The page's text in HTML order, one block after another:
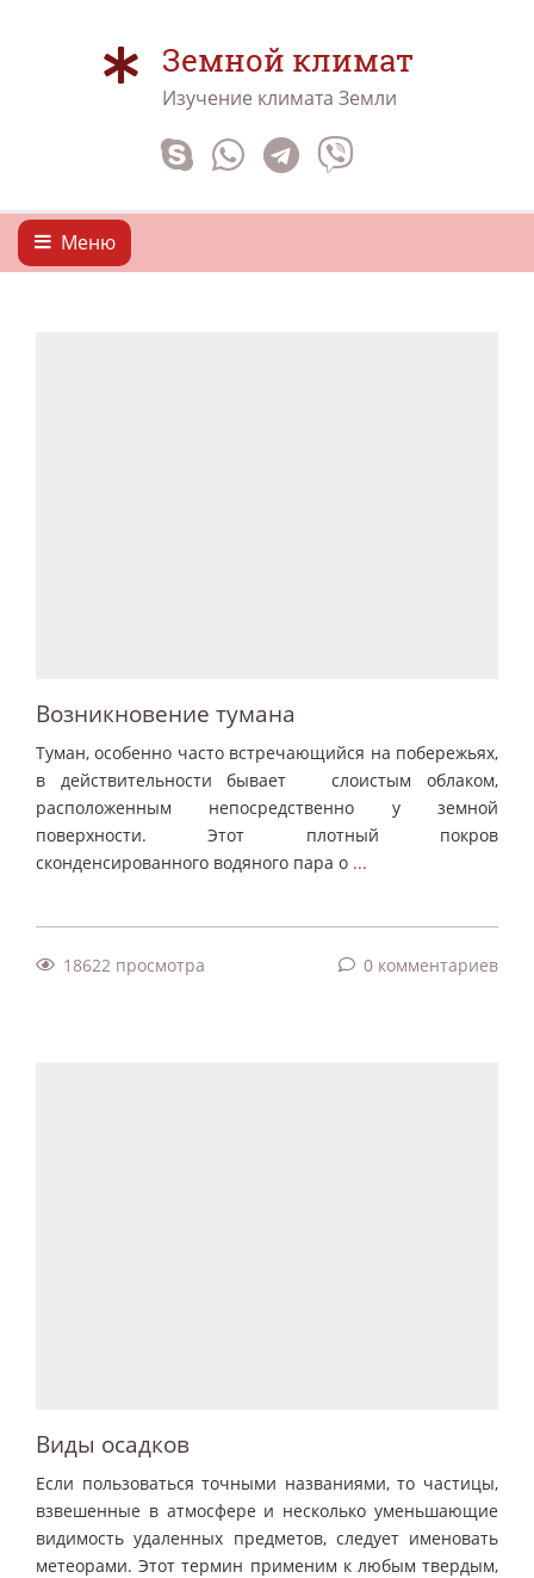
Земной климат
Изучение климата Земли
Меню
Возникновение тумана
Туман, особенно часто встречающийся на побережьях,
в действительности бывает слоистым облаком,
расположенным непосредственно у земной
поверхности. Этот плотный покров
сконденсированного водяного пара о ...
18622 просмотра 0 комментариев
Виды осадков
Если пользоваться точными названиями, то частицы,
взвешенные в атмосфере и несколько уменьшающие
видимость удаленных предметов, следует именовать
метеорами. Этот термин применим к любым твердым,